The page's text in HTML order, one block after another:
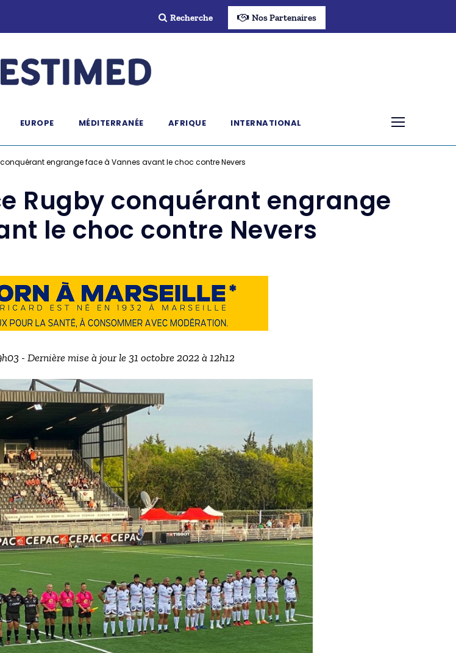
Recherche Nos Partenaires
EUROPE MÉDITERRANÉE AFRIQUE INTERNATIONAL
conquérant engrange face à Vannes avant le choc contre Nevers
Rugby conquérant engrange
le choc contre Nevers
- Dernière mise à jour le 31 octobre 2022 à 12h12